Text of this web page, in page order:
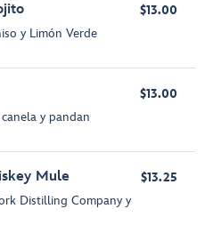
y Limón Verde
$13.00
y pandan
$13.00
Mule
Distilling Company y
$13.25